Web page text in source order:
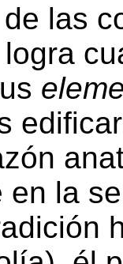
las
en la